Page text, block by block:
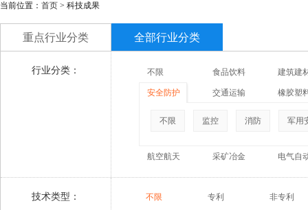
技术需求
技术专家
科研院所
当前位置： 首页 > 科技成果
重点行业分类 全部行业分类
行业分类： 不限 食品饮料 建筑建
安全防护 交通运输 橡胶塑
不限 监控 消防 军用
航空航天 采矿冶金 电气自
技术类型： 不限 专利 非专利